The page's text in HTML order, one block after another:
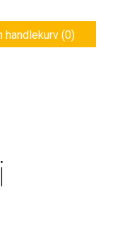
handlekurv (0)